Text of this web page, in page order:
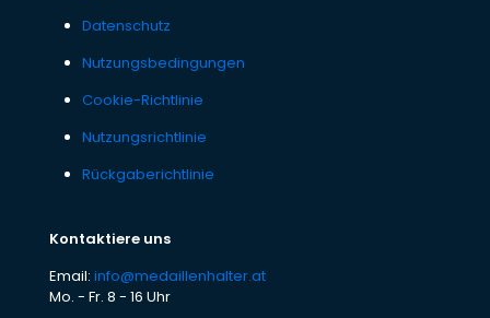
Datenschutz
Nutzungsbedingungen
Cookie-Richtlinie
Nutzungsrichtlinie
Rückgaberichtlinie
Kontaktiere uns
Email: info@medaillenhalter.at
Mo. - Fr. 8 - 16 Uhr